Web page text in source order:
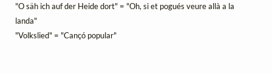
"O säh ich auf der Heide dort" = "Oh, si et pogués veure allà a la
landa"
"Volkslied" = "Cançó popular"